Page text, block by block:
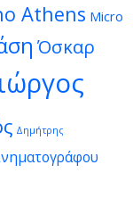
Athens Micro
Όσκαρ
Δημήτρης